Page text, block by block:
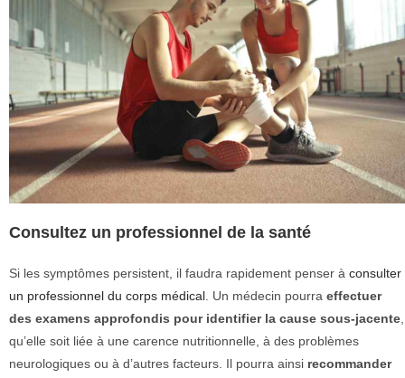
Consultez un professionnel de la santé
Si les symptômes persistent, il faudra rapidement penser à consulter
un professionnel du corps médical. Un médecin pourra effectuer
des examens approfondis pour identifier la cause sous-jacente,
qu’elle soit liée à une carence nutritionnelle, à des problèmes
neurologiques ou à d’autres facteurs. Il pourra ainsi recommander